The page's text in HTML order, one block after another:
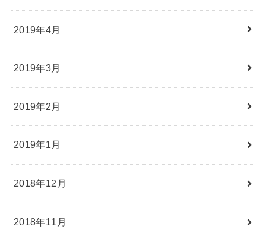
2019年4月
2019年3月
2019年2月
2019年1月
2018年12月
2018年11月